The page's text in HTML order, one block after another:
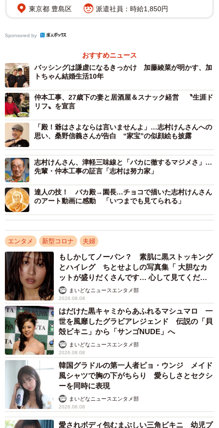
東京都 豊島区
派遣社員：時給1,850円
Sponsored by
おすすめニュース
バッシングは謙虚になるきっかけ 加藤綾菜が明かす、加
トちゃん結婚生活10年
仲本工事、27歳下の妻と居酒屋＆スナック経営 〝生涯ド
リフ〟を宣言
「殿！爺はさよならは言いませんよ」…志村けんさんへの
思い、桑野信義さんが告白 “家宝”の似顔絵も披露
志村けんさん、津軽三味線と「バカに徹するマジメさ」…
先輩・仲本工事の証言「志村は努力家」
達人の技！ バカ殿→園長…チョコで描いた志村けんさん
のアート動画に感動 「いつまでも見てられる」
エンタメ 新型コロナ 夫婦
もしかしてノーパン？ 素肌に黒ストッキング
とハイレグ ちとせよしの写真集「 大胆なカ
ットが盛りだくさんです… 心して見てくださ
い」まいどなニュースエンタメ部
2026.08.08
はだけた黒キャミからあふれるマシュマロ 一
世を風靡したグラビアレジェンド 伝説の「貝
殻ビキニ」から「サンゴNUDE」へ
まいどなニュースエンタメ部
2026.08.08
韓国グラドルの第一人者ピョ・ウンジ メイド
風シャツで胸の下がちらり 愛らしさとセクシ
ーを同時に表現
まいどなニュースエンタメ部
2026.08.08
愛されボディ包むまぶしい三角ビキニ 幼児プ